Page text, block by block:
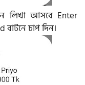
লিখা আসবে Enter
চাপ দিন।